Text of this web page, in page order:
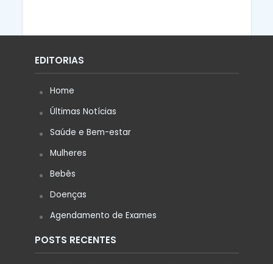
EDITORIAS
Home
Últimas Notícias
Saúde e Bem-estar
Mulheres
Bebês
Doenças
Agendamento de Exames
POSTS RECENTES